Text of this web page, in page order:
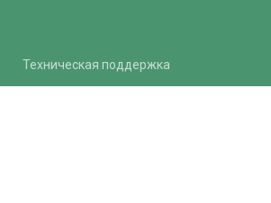
Техническая поддержка